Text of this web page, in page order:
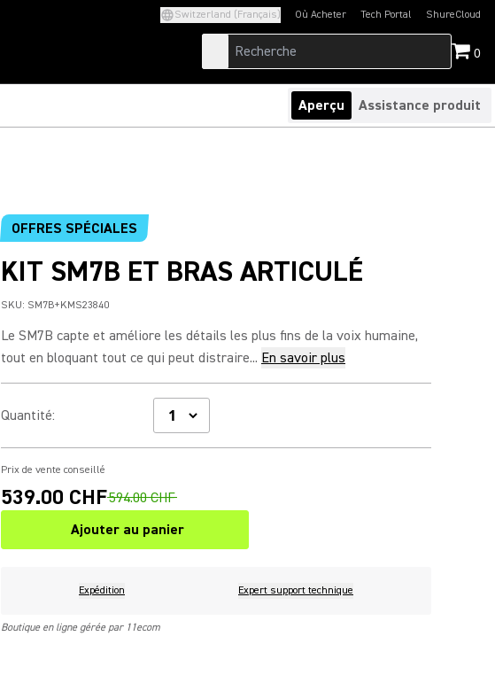
Switzerland (Français) Où Acheter Tech Portal
(Opens in a new tab)ShureCloud
(Opens in a new
0
Aperçu Assistance produit
OFFRES SPÉCIALES
KIT SM7B ET BRAS ARTICULÉ
SKU: SM7B+KMS23840
Le SM7B capte et améliore les détails les plus fins de la voix humaine,
tout en bloquant tout ce qui peut distraire... En savoir plus
Quantité:
Prix de vente conseillé
539.00 CHF594.00 CHF
Ajouter au panier
Expédition Expert support technique
Boutique en ligne gérée par 11ecom